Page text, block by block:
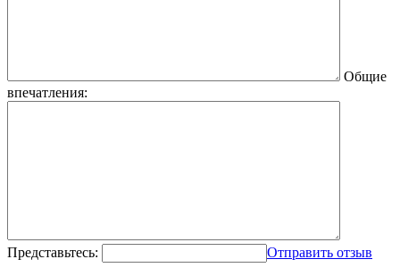
Общие
впечатления:
Представьтесь: Отправить отзыв